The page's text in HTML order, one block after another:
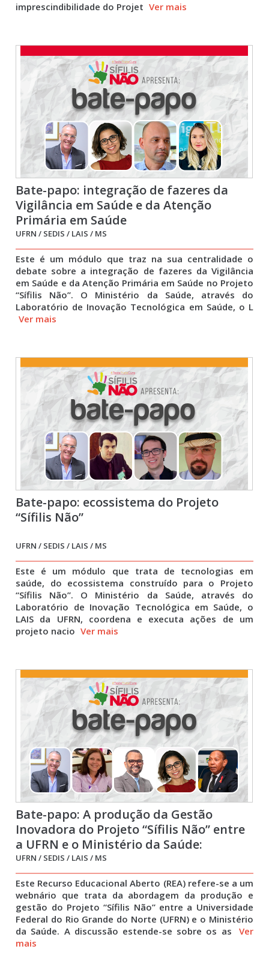
imprescindibilidade do Projet Ver mais
Bate-papo: integração de fazeres da
Vigilância em Saúde e da Atenção
Primária em Saúde
UFRN / SEDIS / LAIS / MS
Este é um módulo que traz na sua centralidade o
debate sobre a integração de fazeres da Vigilância
em Saúde e da Atenção Primária em Saúde no Projeto
“Sífilis Não”. O Ministério da Saúde, através do
Laboratório de Inovação Tecnológica em Saúde, o L
Ver mais
Bate-papo: ecossistema do Projeto
“Sífilis Não”
UFRN / SEDIS / LAIS / MS
Este é um módulo que trata de tecnologias em
saúde, do ecossistema construído para o Projeto
“Sífilis Não”. O Ministério da Saúde, através do
Laboratório de Inovação Tecnológica em Saúde, o
LAIS da UFRN, coordena e executa ações de um
projeto nacio Ver mais
Bate-papo: A produção da Gestão
Inovadora do Projeto “Sífilis Não” entre
a UFRN e o Ministério da Saúde:
potenciais e desafios
UFRN / SEDIS / LAIS / MS
Este Recurso Educacional Aberto (REA) refere-se a um
webnário que trata da abordagem da produção e
gestão do Projeto “Sífilis Não” entre a Universidade
Federal do Rio Grande do Norte (UFRN) e o Ministério
da Saúde. A discussão estende-se sobre os as
Ver
mais